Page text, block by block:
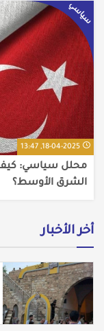
سياسي
18-04-2025, 13:47
محلل سياسي: كيف
الشرق الأوسط؟
أخر الأخبار